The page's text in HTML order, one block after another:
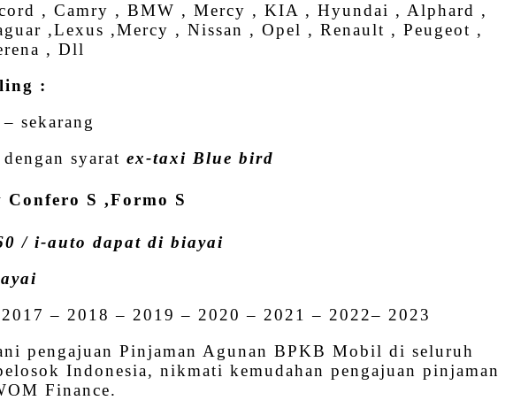
, Camry , BMW , Mercy , KIA , Hyundai , Alphard ,
,Lexus ,Mercy , Nissan , Opel , Renault , Peugeot ,
, Dll
:
sekarang
syarat ex-taxi Blue bird
Confero S ,Formo S
/ i-auto dapat di biayai
– 2018 – 2019 – 2020 – 2021 – 2022– 2023
pengajuan Pinjaman Agunan BPKB Mobil di seluruh
Indonesia, nikmati kemudahan pengajuan pinjaman
Finance.